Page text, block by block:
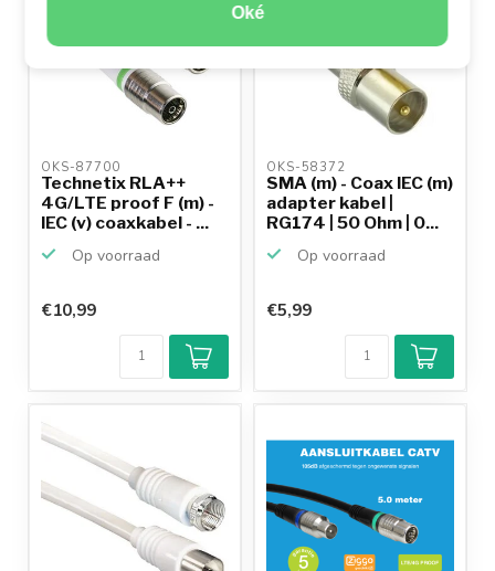
Oké
OKS-87700
Technetix RLA++
4G/LTE proof F (m) -
IEC (v) coaxkabel - ...
Op voorraad
€10,99
OKS-58372
SMA (m) - Coax IEC (m)
adapter kabel |
RG174 | 50 Ohm | 0...
Op voorraad
€5,99